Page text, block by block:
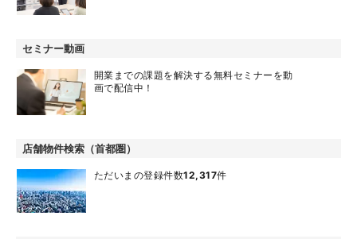
セミナー動画
開業までの課題を解決する無料セミナーを動
画で配信中！
店舗物件検索（首都圏）
ただいまの登録件数12,317件